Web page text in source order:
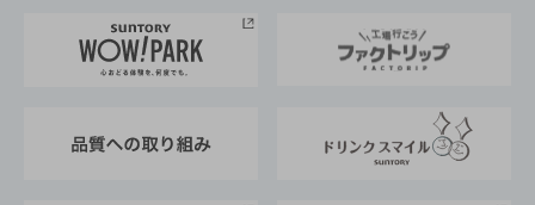
地域情報
サントリーサンバーズ大阪
サントリーが考えるサステナビリティ経営
企業概要